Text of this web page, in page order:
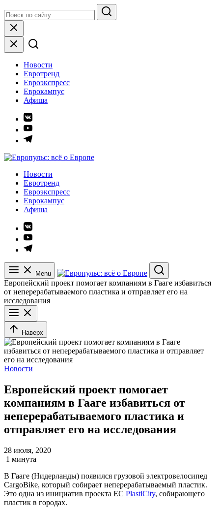
to
content
for:
Search
Close
Новости
Евротренд
Евроэкспресс
Еврокампус
Афиша
Элемент
меню
Элемент
меню
Элемент
Европульс: всё о Европе
Новости
Евротренд
Евроэкспресс
Еврокампус
Афиша
Элемент
меню
Элемент
меню
Элемент
Menu
Search
Европейский проект помогает компаниям в Гааге избавиться
от неперерабатываемого пластика и отправляет его на
исследования
Наверх
Новости
Европейский проект помогает
компаниям в Гааге избавиться от
неперерабатываемого пластика и
отправляет его на исследования
28 июля, 2020
1 минута
В Гааге (Нидерланды) появился грузовой электровелосипед
CargoBike, который собирает неперерабатываемый пластик.
Это одна из инициатив проекта ЕС PlastiCity, собирающего
пластик в городах.